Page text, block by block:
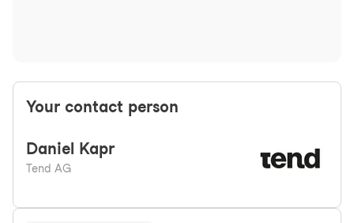
Your contact person
Daniel Kapr
Tend AG